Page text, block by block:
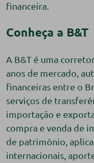
financeira.
Conheça a B&T
A B&T é uma
anos de mercado,
financeiras entre o
serviços de
importação e
compra e venda de
de patrimônio,
internacionais,